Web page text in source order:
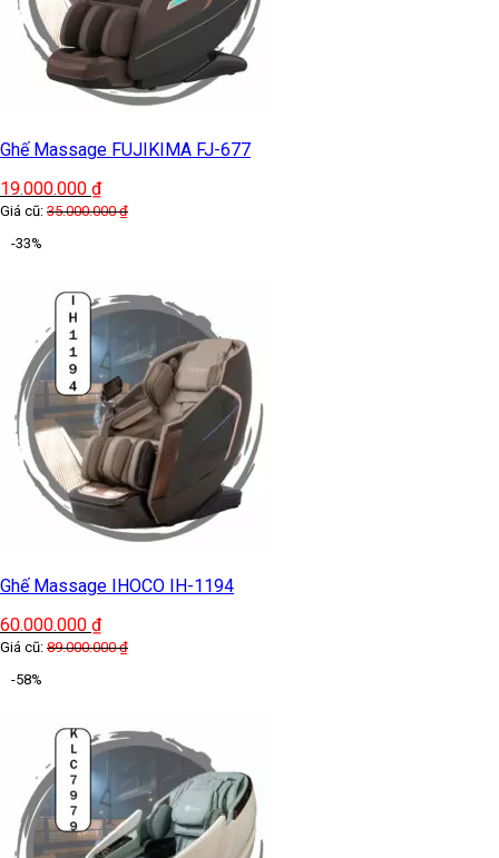
Ghế Massage FUJIKIMA FJ-677
19.000.000 ₫
Giá cũ: 35.000.000₫
-33%
Ghế Massage IHOCO IH-1194
60.000.000 ₫
Giá cũ: 89.000.000₫
-58%